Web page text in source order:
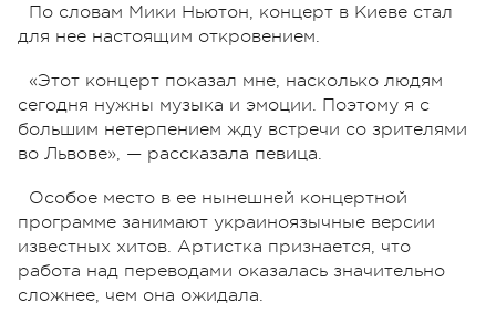
По словам Мики Ньютон, концерт в Киеве стал
для нее настоящим откровением.
«Этот концерт показал мне, насколько людям
сегодня нужны музыка и эмоции. Поэтому я с
большим нетерпением жду встречи со зрителями
во Львове», — рассказала певица.
Особое место в ее нынешней концертной
программе занимают украиноязычные версии
известных хитов. Артистка признается, что
работа над переводами оказалась значительно
сложнее, чем она ожидала.